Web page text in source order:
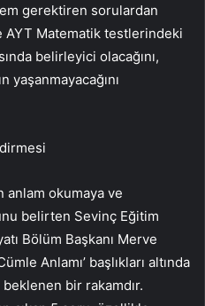
gerektiren sorulardan
AYT Matematik testlerindeki
belirleyici olacağını,
yaşanmayacağını
anlam okumaya ve
belirten Sevinç Eğitim
Bölüm Başkanı Merve
Anlamı’ başlıkları altında
bir rakamdır.